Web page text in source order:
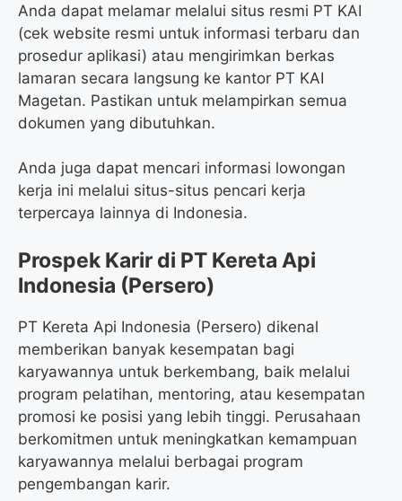
Anda dapat melamar melalui situs resmi PT KAI
(cek website resmi untuk informasi terbaru dan
prosedur aplikasi) atau mengirimkan berkas
lamaran secara langsung ke kantor PT KAI
Magetan. Pastikan untuk melampirkan semua
dokumen yang dibutuhkan.
Anda juga dapat mencari informasi lowongan
kerja ini melalui situs-situs pencari kerja
terpercaya lainnya di Indonesia.
Prospek Karir di PT Kereta Api
Indonesia (Persero)
PT Kereta Api Indonesia (Persero) dikenal
memberikan banyak kesempatan bagi
karyawannya untuk berkembang, baik melalui
program pelatihan, mentoring, atau kesempatan
promosi ke posisi yang lebih tinggi. Perusahaan
berkomitmen untuk meningkatkan kemampuan
karyawannya melalui berbagai program
pengembangan karir.